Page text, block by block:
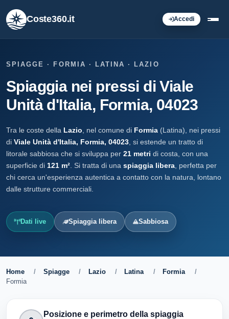
Coste360.it Accedi
SPIAGGE · FORMIA · LATINA · LAZIO
Spiaggia nei pressi di Viale
Unità d'Italia, Formia, 04023
Tra le coste della Lazio , nel comune di Formia (Latina), nei pressi
di Viale Unità d'Italia, Formia, 04023 , si estende un tratto di
litorale sabbiosa che si sviluppa per 21 metri di costa, con una
superficie di 121 m² . Si tratta di una spiaggia libera , perfetta per
chi cerca un'esperienza autentica a contatto con la natura, lontano
dalle strutture commerciali.
Dati live Spiaggia libera Sabbiosa
Home / Spiagge / Lazio / Latina / Formia
/
Formia
Posizione e perimetro della spiaggia